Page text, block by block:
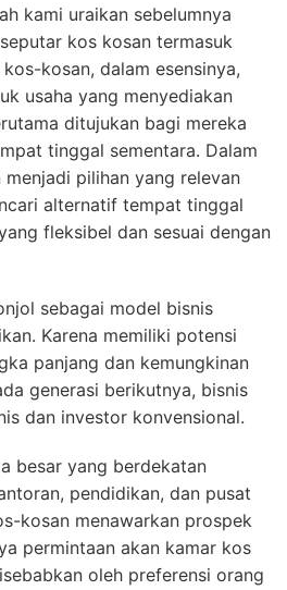
kami uraikan sebelumnya
kos kosan termasuk
kosan, dalam esensinya,
usaha yang menyediakan
ditujukan bagi mereka
tinggal sementara. Dalam
pilihan yang relevan
alternatif tempat tinggal
fleksibel dan sesuai dengan
sebagai model bisnis
Karena memiliki potensi
panjang dan kemungkinan
generasi berikutnya, bisnis
dan investor konvensional.
besar yang berdekatan
pendidikan, dan pusat
kosan menawarkan prospek
permintaan akan kamar kos
oleh preferensi orang